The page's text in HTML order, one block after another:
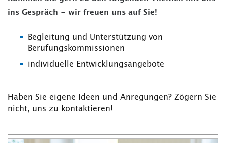
ins Gespräch - wir freuen uns auf Sie!
Begleitung und Unterstützung von
Berufungskommissionen
individuelle Entwicklungsangebote
Haben Sie eigene Ideen und Anregungen? Zögern Sie
nicht, uns zu kontaktieren!